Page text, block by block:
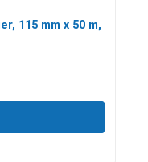
115 mm x 50 m,